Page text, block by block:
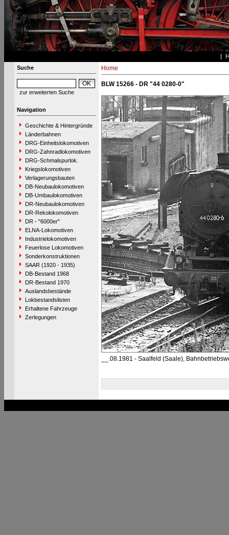
Suche
zur erweiterten Suche
Navigation
Geschichte & Hintergründe
Länderbahnen
DRG-Einheitslokomotiven
DRG-Zahnradlokomotiven
DRG-Schmalspurlok.
Kriegslokomotiven
Verlagerungsbauten
DB-Neubaulokomotiven
DB-Umbaulokomotiven
DR-Neubaulokomotiven
DR-Rekolokomotiven
DR - "6000er"
ELNA-Lokomotiven
Industrielokomotiven
Feuerlose Lokomotiven
Sonderkonstruktionen
SAAR (1920 - 1935)
DB-Bestand 1968
DR-Bestand 1970
Auslandsbestände
Lokbestandslisten
Erhaltene Fahrzeuge
Zerlegungen
Home
BLW 15266 - DR "44 0280-0"
__.08.1981 - Saalfeld (Saale),